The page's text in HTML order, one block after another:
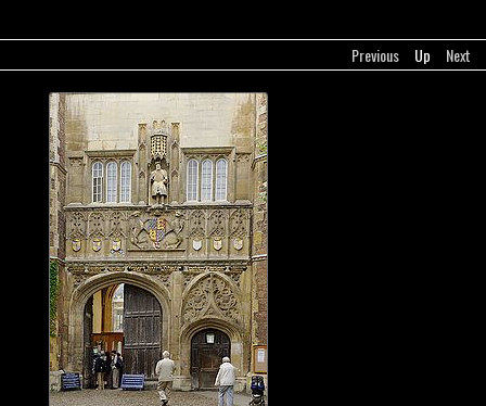
Previous Up Next